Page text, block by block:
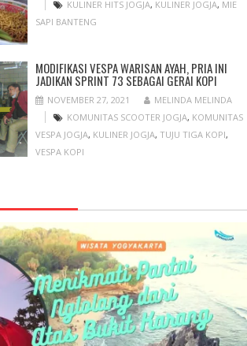
KULINER HITS JOGJA, KULINER JOGJA, MIE
SAPI BANTENG
MODIFIKASI VESPA WARISAN AYAH, PRIA INI
JADIKAN SPRINT 73 SEBAGAI GERAI KOPI
NOVEMBER 27, 2021
MELINDA MELINDA
KOMUNITAS SCOOTER JOGJA, KOMUNITAS
VESPA JOGJA, KULINER JOGJA,TUJU TIGA KOPI,
VESPA KOPI